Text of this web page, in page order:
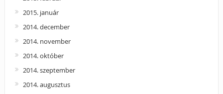
2015. január
2014. december
2014. november
2014. október
2014. szeptember
2014. augusztus